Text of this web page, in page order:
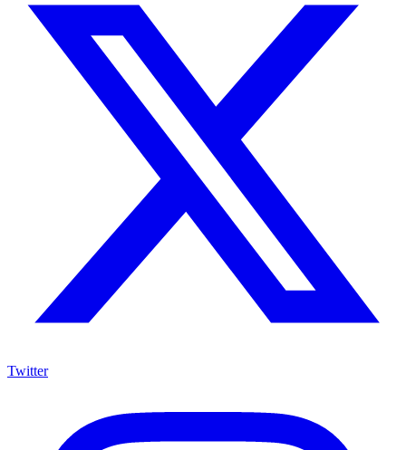
Twitter